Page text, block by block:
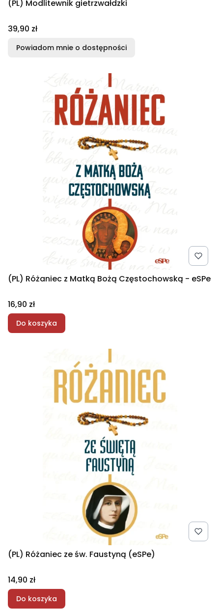
(PL) Modlitewnik gietrzwałdzki
Cena
39,90 zł
Powiadom mnie o dostępności
(PL) Różaniec z Matką Bożą Częstochowską - eSPe
Cena
16,90 zł
Do koszyka
(PL) Różaniec ze św. Faustyną (eSPe)
Cena
14,90 zł
Do koszyka